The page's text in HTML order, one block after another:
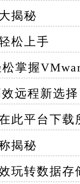
初始存储空
摄照片，而不
云端，即使设
存储和同步，
软件能够自动
期、地点或人
“海滩”标签
揭秘
松上手
掌握
远程新选择
此平台下载
揭秘
玩转数据存